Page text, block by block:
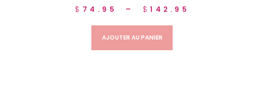
$ 74.95 – $ 142.95
AJOUTER AU PANIER